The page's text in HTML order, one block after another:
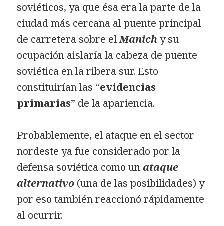
soviéticos, ya que ésa era la parte de la
ciudad más cercana al puente principal
de carretera sobre elManichy su
ocupación aislaría la cabeza de puente
soviética en la ribera sur. Esto
constituirían las “evidencias
primarias” de la apariencia.
Probablemente, el ataque en el sector
nordeste ya fue considerado por la
defensa soviética como unataque
alternativo (una de las posibilidades) y
por eso también reaccionó rápidamente
al ocurrir.